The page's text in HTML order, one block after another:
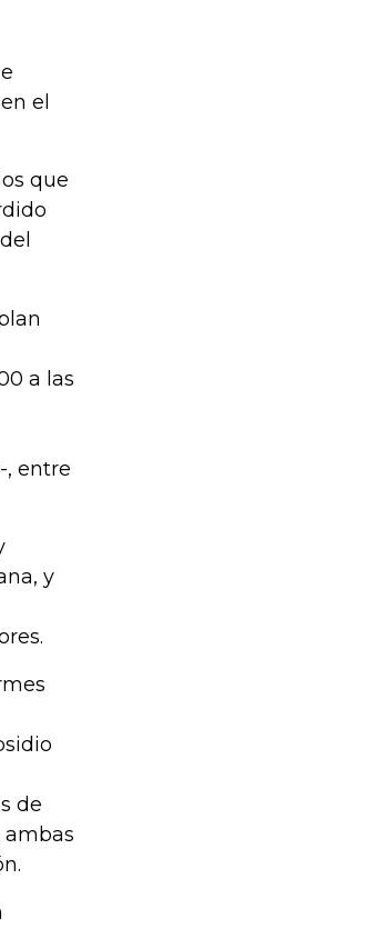
el
que
a las
, entre
y
de
ambas